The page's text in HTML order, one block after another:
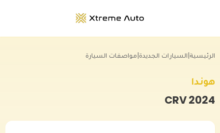
الرئيسية|السيارات الجديدة|مواصفات السيارة
هوندا
CRV2024